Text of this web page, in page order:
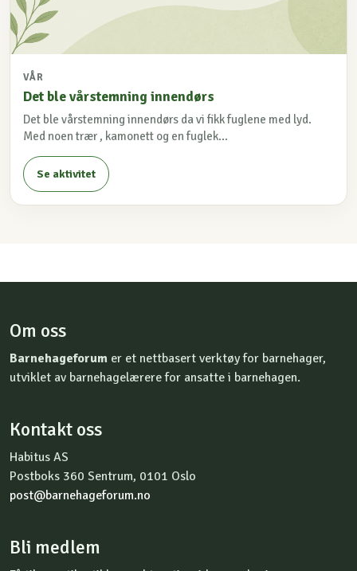
VÅR
Det ble vårstemning innendørs
Det ble vårstemning innendørs da vi fikk fuglene med lyd.
Med noen trær , kamonett og en fuglek...
Se aktivitet
Om oss
Barnehageforum er et nettbasert verktøy for barnehager,
utviklet av barnehagelærere for ansatte i barnehagen.
Kontakt oss
Habitus AS
Postboks 360 Sentrum, 0101 Oslo
post@barnehageforum.no
Bli medlem